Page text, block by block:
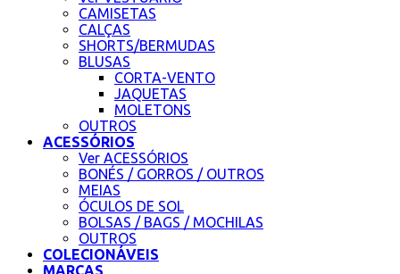
CAMISETAS
CALÇAS
SHORTS/BERMUDAS
BLUSAS
CORTA-VENTO
JAQUETAS
MOLETONS
OUTROS
ACESSÓRIOS
Ver ACESSÓRIOS
BONÉS / GORROS / OUTROS
MEIAS
ÓCULOS DE SOL
BOLSAS / BAGS / MOCHILAS
OUTROS
COLECIONÁVEIS
MARCAS